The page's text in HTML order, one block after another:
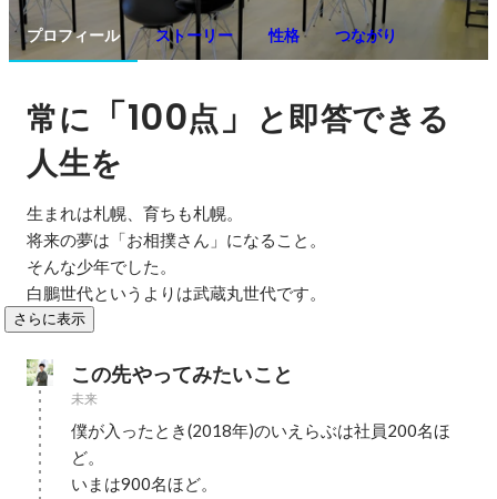
プロフィール ストーリー 性格 つながり
常に 「100点」 と即答できる
人生を
生まれは札幌、育ちも札幌。
将来の夢は「お相撲さん」になること。
そんな少年でした。
白鵬世代というよりは武蔵丸世代です。
さらに表示
この先やってみたいこと
未来
僕が入ったとき(2018年)のいえらぶは社員200名ほ
ど。
いまは900名ほど。